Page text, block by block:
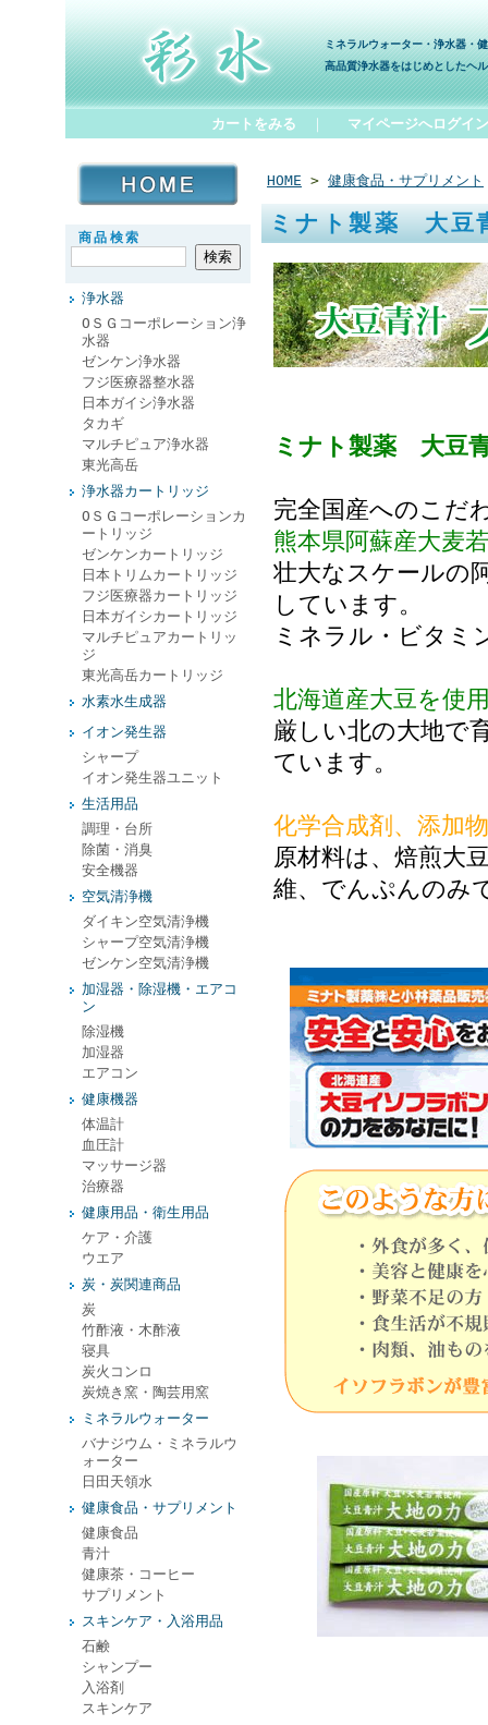
ミネラルウォーター・浄水器・
高品質浄水器をはじめとしたヘ
カートをみる マイページへログイン
商品検索
浄水器
ОＳＧコーポレーション浄
水器
ゼンケン浄水器
フジ医療器整水器
日本ガイシ浄水器
タカギ
マルチピュア浄水器
東光高岳
浄水器カートリッジ
ОＳＧコーポレーションカ
ートリッジ
ゼンケンカートリッジ
日本トリムカートリッジ
フジ医療器カートリッジ
日本ガイシカートリッジ
マルチピュアカートリッ
ジ
東光高岳カートリッジ
水素水生成器
イオン発生器
シャープ
イオン発生器ユニット
生活用品
調理・台所
除菌・消臭
安全機器
空気清浄機
ダイキン空気清浄機
シャープ空気清浄機
ゼンケン空気清浄機
加湿器・除湿機・エアコ
ン
除湿機
加湿器
エアコン
健康機器
体温計
血圧計
マッサージ器
治療器
健康用品・衛生用品
ケア・介護
ウエア
炭・炭関連商品
炭
竹酢液・木酢液
寝具
炭火コンロ
炭焼き窯・陶芸用窯
ミネラルウォーター
バナジウム・ミネラルウ
ォーター
日田天領水
健康食品・サプリメント
健康食品
青汁
健康茶・コーヒー
サプリメント
スキンケア・入浴用品
石鹸
シャンプー
入浴剤
スキンケア
HOME > 健康食品・サプリメント
ミナト製薬 大
ミナト製薬 大
完全国産へのこだ
熊本県阿蘇産大麦
壮大なスケールの
しています。
ミネラル・ビタミ
北海道産大豆を使
厳しい北の大地で
ています。
化学合成剤、添加
原材料は、焙煎大
維、でんぷんのみ